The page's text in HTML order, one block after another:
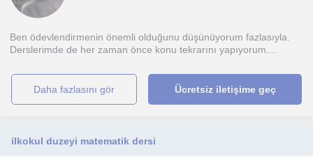
Ben ödevlendirmenin önemli olduğunu düşünüyorum fazlasıyla.
Derslerimde de her zaman önce konu tekrarını yapıyorum....
daha fazlasını gör Ücretsiz iletişime geç
ilkokul duzeyi matematik dersi